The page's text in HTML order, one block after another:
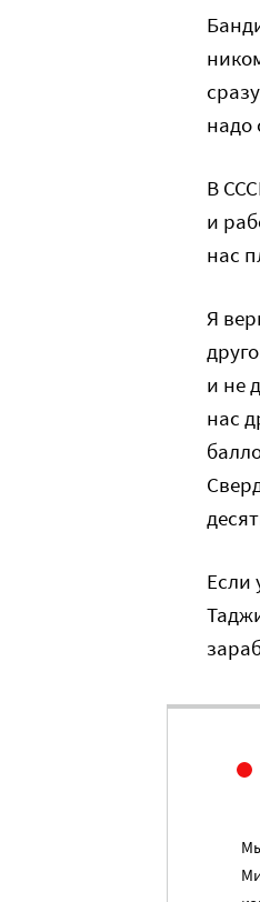
надо
В
и
нас
Я
и не
нас
Если